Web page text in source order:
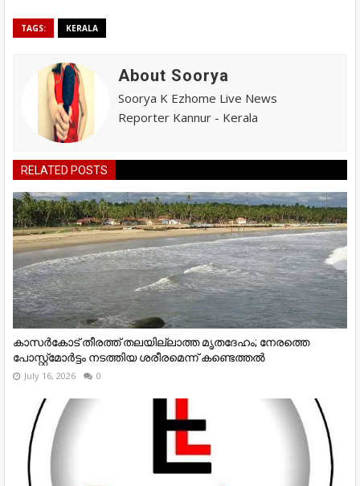
TAGS: KERALA
About Soorya
Soorya K Ezhome Live News
Reporter Kannur - Kerala
RELATED POSTS
കാസർകോട് തീരത്ത് തലയില്ലാത്ത മൃതദേഹം; നേരത്തെ
പോസ്റ്റ്‌മോർട്ടം നടത്തിയ ശരീരമെന്ന് കണ്ടെത്തൽ
July 16, 2026 0